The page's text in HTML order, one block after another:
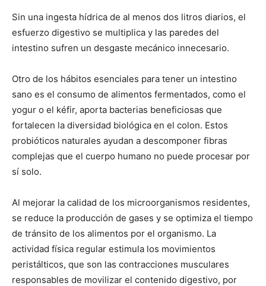
Sin una ingesta hídrica de al menos dos litros diarios, el
esfuerzo digestivo se multiplica y las paredes del
intestino sufren un desgaste mecánico innecesario.
Otro de los hábitos esenciales para tener un intestino
sano es el consumo de alimentos fermentados, como el
yogur o el kéfir, aporta bacterias beneficiosas que
fortalecen la diversidad biológica en el colon. Estos
probióticos naturales ayudan a descomponer fibras
complejas que el cuerpo humano no puede procesar por
sí solo.
Al mejorar la calidad de los microorganismos residentes,
se reduce la producción de gases y se optimiza el tiempo
de tránsito de los alimentos por el organismo. La
actividad física regular estimula los movimientos
peristálticos, que son las contracciones musculares
responsables de movilizar el contenido digestivo, por